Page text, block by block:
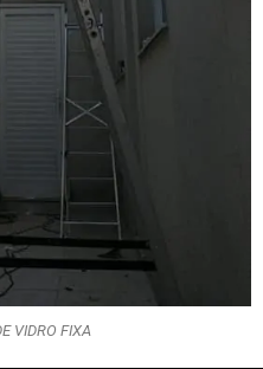
VIDRO FIXA